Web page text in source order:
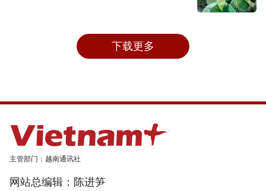
下载更多
主管部门：越南通讯社
网站总编辑：陈进笋